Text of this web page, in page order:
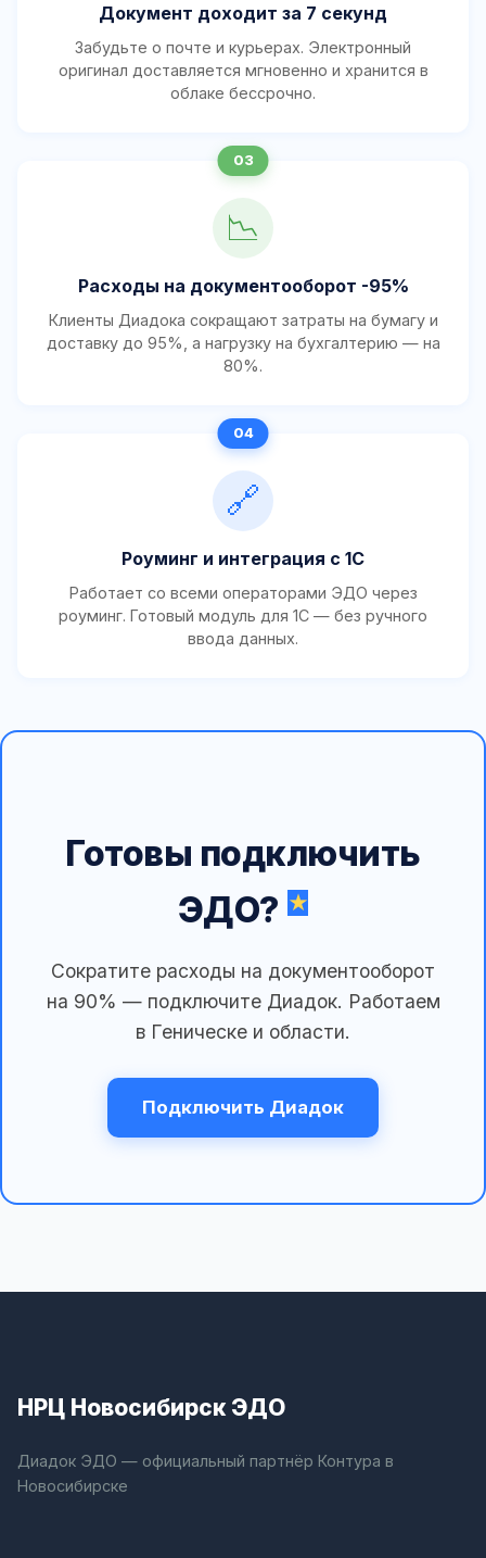
Документ доходит за 7 секунд
Забудьте о почте и курьерах. Электронный
оригинал доставляется мгновенно и хранится в
облаке бессрочно.
📉
Расходы на документооборот -95%
Клиенты Диадока сокращают затраты на бумагу и
доставку до 95%, а нагрузку на бухгалтерию — на
80%.
🔗
Роуминг и интеграция с 1С
Работает со всеми операторами ЭДО через
роуминг. Готовый модуль для 1С — без ручного
ввода данных.
Готовы подключить
ЭДО?
Сократите расходы на документооборот
на 90% — подключите Диадок. Работаем
в Геническе и области.
Подключить Диадок
НРЦ Новосибирск ЭДО
Диадок ЭДО — официальный партнёр Контура в
Новосибирске